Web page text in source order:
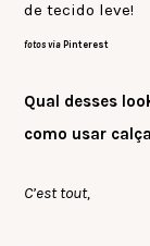
de tecido leve!
fotos via Pinterest
Qual desses
como usar
C’est tout,